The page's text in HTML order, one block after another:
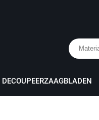
DECOUPEERZAAGBLADEN